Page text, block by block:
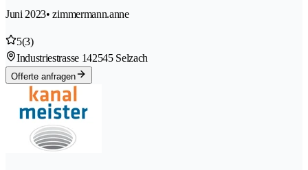
Juni 2023• zimmermann.anne
5(3)
Industriestrasse 142545 Selzach
Offerte anfragen